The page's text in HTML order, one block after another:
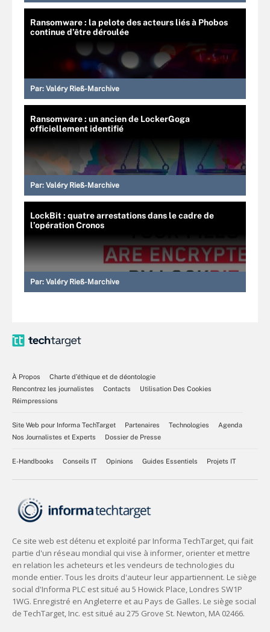
Ransomware : la pelote des acteurs liés à Phobos
continue d’être déroulée
Par: Valéry Rieß-Marchive
Ransomware : un ancien de LockerGoga
officiellement identifié
Par: Valéry Rieß-Marchive
LockBit : quatre arrestations dans le cadre de
l’opération Cronos
Par: Valéry Rieß-Marchive
À Propos
Charte d’éthique et de déontologie
Rencontrez les journalistes
Contacts
Utilisation Des Cookies
Réimpressions
Site Web pour Informa TechTarget Partenaires Technologies
Agenda
Nos Journalistes et Experts
Dossier de Presse
E-Handbooks Conseils IT Opinions Guides Essentiels Projets IT